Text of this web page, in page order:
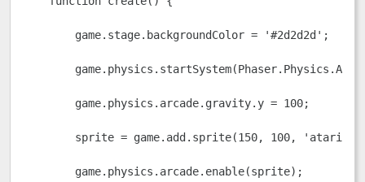
        game.stage.backgroundColor = '#2d2d2d';
        game.physics.arcade.gravity.y = 100;
        sprite = game.add.sprite(150, 100, 'atari');
        game.physics.arcade.enable(sprite);